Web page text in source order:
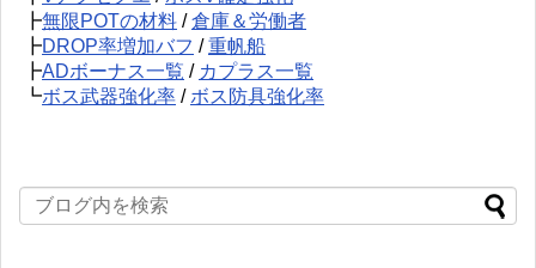
┣無限POTの材料 /倉庫＆労働者
┣DROP率増加バフ /重帆船
┣ADボーナス一覧 / カプラス一覧
┗ボス武器強化率 / ボス防具強化率